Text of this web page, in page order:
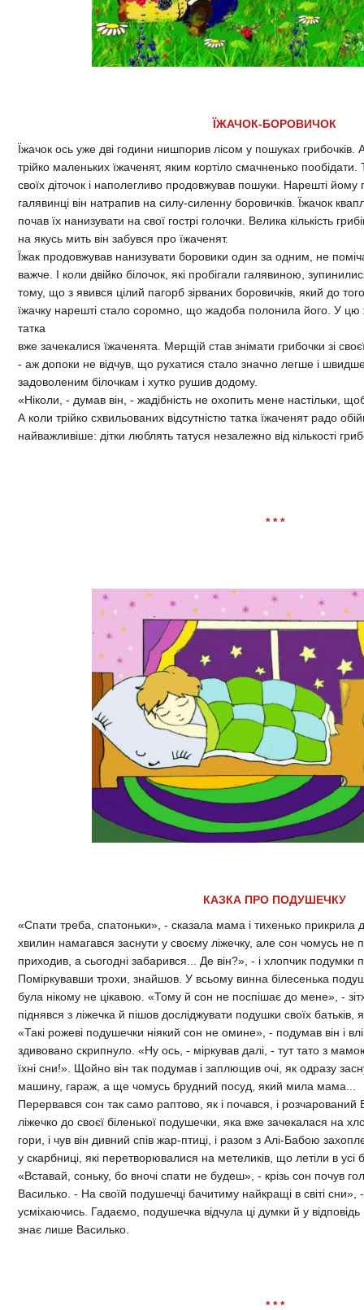
ЇЖАЧОК-БОРОВИЧОК
Їжачок ось уже дві години нишпорив лісом у пошуках
трійко маленьких їжаченят, яким кортіло смачненько пообідати.
своїх діточок і наполегливо продовжував пошуки. Нарешті
галявинці він натрапив на силу-силенну боровичків. Їжачок
почав їх нанизувати на свої гострі голочки. Велика кількість
на якусь мить він забувся про їжаченят.
Їжак продовжував нанизувати боровики один за одним, не
важче. І коли двійко білочок, які пробігали галявиною,
тому, що з явився цілий пагорб зірваних боровичків, який до
їжачку нарешті стало соромно, що жадоба полонила його. У
татка
вже зачекалися їжаченята. Мерщій став знімати грибочки зі
- аж допоки не відчув, що рухатися стало значно легше і
задоволеним білочкам і хутко рушив додому.
«Ніколи, - думав він, - жадібність не охопить мене настільки,
А коли трійко схвильованих відсутністю татка їжаченят радо
найважливіше: дітки люблять татуся незалежно від кількості
* * *
КАЗКА ПРО ПОДУШЕЧКУ
«Спати треба, спатоньки», - сказала мама і тихенько прикрила
хвилин намагався заснути у своєму ліжечку, але сон чомусь не
приходив, а сьогодні забарився... Де він?», - і хлопчик подумки
Поміркувавши трохи, знайшов. У всьому винна білесенька
була нікому не цікавою. «Тому й сон не поспішає до мене», -
піднявся з ліжечка й пішов досліджувати подушки своїх батьків,
«Такі рожеві подушечки ніякий сон не омине», - подумав він і
здивовано скрипнуло. «Ну ось, - міркував далі, - тут тато з
їхні сни!». Щойно він так подумав і заплющив очі, як одразу
машину, гараж, а ще чомусь брудний посуд, який мила мама...
Перервався сон так само раптово, як і почався, і розчарований
ліжечко до своєї біленької подушечки, яка вже зачекалася на
гори, і чув він дивний спів жар-птиці, і разом з Алі-Бабою
у скарбниці, які перетворювалися на метеликів, що летіли в усі
«Вставай, соньку, бо вночі спати не будеш», - крізь сон почув
Василько. - На своїй подушечці бачитиму найкращі в світі сни»,
усміхаючись. Гадаємо, подушечка відчула ці думки й у
знає лише Василько.
* * *